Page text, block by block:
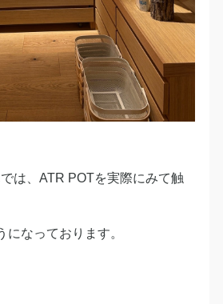
は、ATR POTを実際にみて触
なっております。